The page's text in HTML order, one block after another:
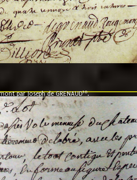
par Joseph de GRENAUD10.
le ving neuvième jour du mois de
Guillaume de Moyriat chevalier baron
irrevocablement a monseigneur monsieur
au parlement de Bourgogne, present et
la Vellière a sur ses hommes, indivisables et
le dit seigneur Baron et ses